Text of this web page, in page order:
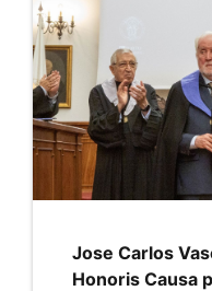
Jose Carlos
Honoris Causa